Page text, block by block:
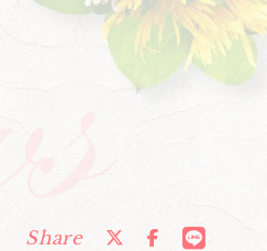
Share